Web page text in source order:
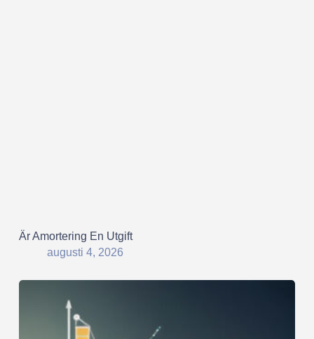
Är Amortering En Utgift
augusti 4, 2026